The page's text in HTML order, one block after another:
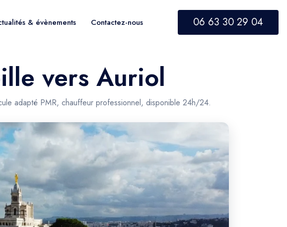
& évènements Contactez-nous 06 63 30 29 04
vers Auriol
adapté PMR, chauffeur professionnel, disponible 24h/24.